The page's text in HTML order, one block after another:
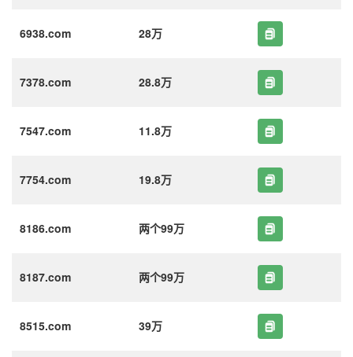
6938.com 28万
7378.com 28.8万
7547.com 11.8万
7754.com 19.8万
8186.com 两个99万
8187.com 两个99万
8515.com 39万